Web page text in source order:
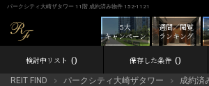
パークシティ大崎ザタワー 11階 成約済み物件 152-1121
週間／閲覧
ランキング
5大
キャンペーン
検討中リスト 0 保存した条件 0
REIT FIND パークシティ大崎ザタワー 成約済